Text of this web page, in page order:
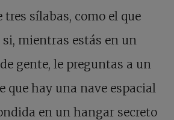
tres sílabas, como el que
mientras estás en un
gente, le preguntas a un
que hay una nave espacial
en un hangar secreto